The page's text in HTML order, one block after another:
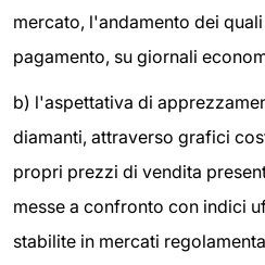
mercato, l'andamento dei
pagamento, su giornali
b) l'aspettativa di
diamanti, attraverso grafici
propri prezzi di vendita
messe a confronto con indici
stabilite in mercati